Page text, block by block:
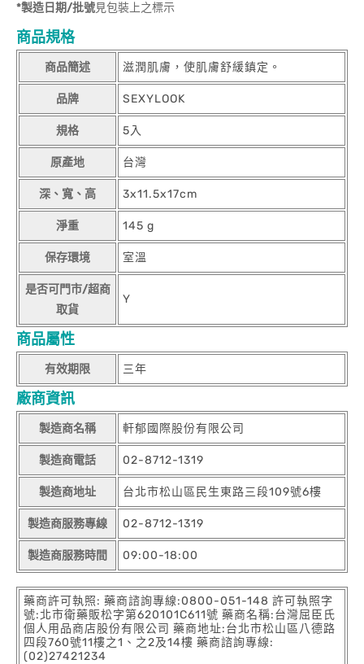
*製造日期/批號見包裝上之標示
商品規格
商品簡述 滋潤肌膚，使肌膚舒緩鎮定。
品牌 SEXYLOOK
規格 5入
原產地 台灣
深、寬、高 3x11.5x17cm
淨重 145 g
保存環境 室溫
是否可門市/超商
取貨
Y
商品屬性
有效期限 三年
廠商資訊
製造商名稱 軒郁國際股份有限公司
製造商電話 02-8712-1319
製造商地址 台北市松山區民生東路三段109號6樓
製造商服務專線 02-8712-1319
製造商服務時間 09:00-18:00
藥商許可執照: 藥商諮詢專線:0800-051-148 許可執照字
號:北市衛藥販松字第620101C611號 藥商名稱:台灣屈臣氏
個人用品商店股份有限公司 藥商地址:台北市松山區八德路
四段760號11樓之1、之2及14樓 藥商諮詢專線:
(02)27421234